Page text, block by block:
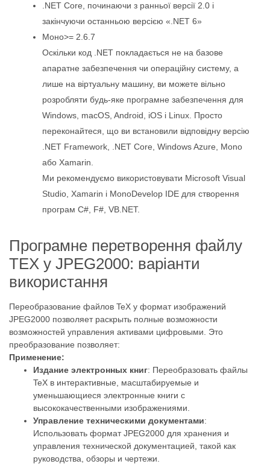
.NET Core, починаючи з ранньої версії 2.0 і
закінчуючи останньою версією «.NET 6»
Моно>= 2.6.7
Оскільки код .NET покладається не на базове
апаратне забезпечення чи операційну систему, а
лише на віртуальну машину, ви можете вільно
розробляти будь-яке програмне забезпечення для
Windows, macOS, Android, iOS і Linux. Просто
переконайтеся, що ви встановили відповідну версію
.NET Framework, .NET Core, Windows Azure, Mono
або Xamarin.
Ми рекомендуємо використовувати Microsoft Visual
Studio, Xamarin і MonoDevelop IDE для створення
програм C#, F#, VB.NET.
Програмне перетворення файлу
TEX у JPEG2000: варіанти
використання
Переобразование файлов TeX у формат изображений
JPEG2000 позволяет раскрыть полные возможности
возможностей управления активами цифровыми. Это
преобразование позволяет:
Применение:
Издание электронных книг: Переобразовать файлы
TeX в интерактивные, масштабируемые и
уменьшающиеся электронные книги с
высококачественными изображениями.
Управление техническими документами:
Использовать формат JPEG2000 для хранения и
управления технической документацией, такой как
руководства, обзоры и чертежи.